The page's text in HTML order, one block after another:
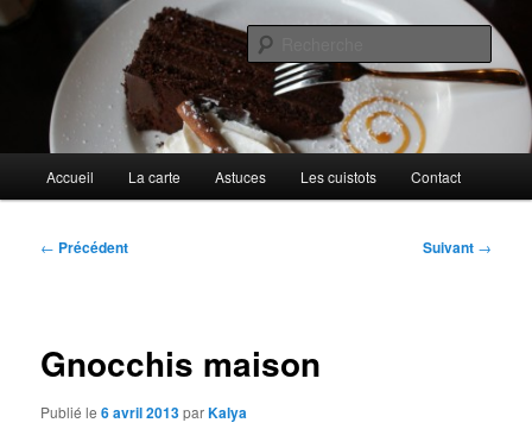
Aller
principalAu petit gargouillis
Cuisines d'internautes.
principal
Accueil La carte Astuces Les cuistots Contact
Navigation
← Précédent Suivant →
Gnocchis maison
Publié le6 avril 2013parKalya